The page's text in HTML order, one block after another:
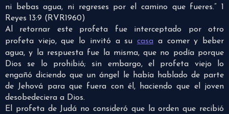
ni bebas agua, ni regreses por el camino que fueres.” 1
Reyes 13:9 (RVR1960)
Al retornar este profeta fue interceptado por otro
profeta viejo, que lo invitó a sucasa a comer y beber
agua, y la respuesta fue la misma, que no podía porque
Dios se lo prohibió; sin embargo, el profeta viejo lo
engañó diciendo que un ángel le había hablado de parte
de Jehová para que fuera con él, haciendo que el joven
desobedeciera a Dios.
El profeta de Judá no consideró que la orden que recibió